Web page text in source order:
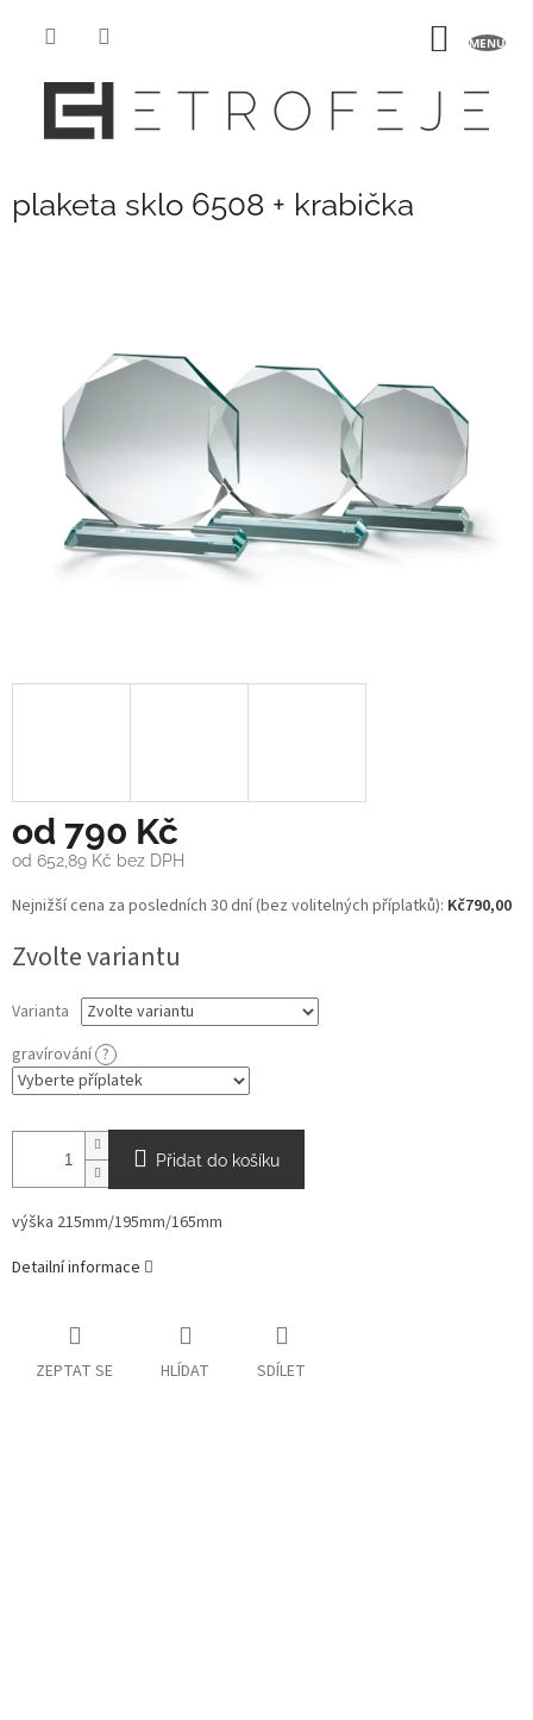
plaketa sklo 6508 + krabička
od 790 Kč
od 652,89 Kč bez DPH
Měrná
cena:
Nejnižší cena za posledních 30 dní (bez volitelných příplatků): Kč790,00
Zvolte variantu
Varianta
gravírování ?
Přidat do košíku
výška 215mm/195mm/165mm
Detailní informace
ZEPTAT SE HLÍDAT SDÍLET